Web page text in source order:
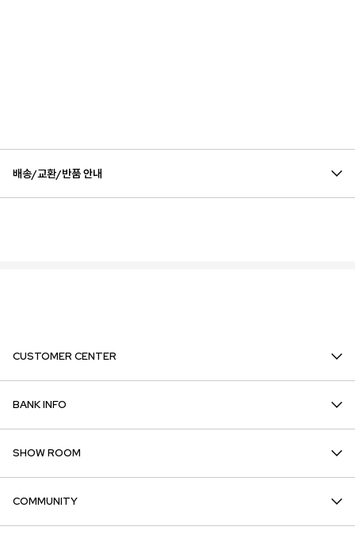
배송/교환/반품 안내
CUSTOMER CENTER
BANK INFO
SHOW ROOM
COMMUNITY